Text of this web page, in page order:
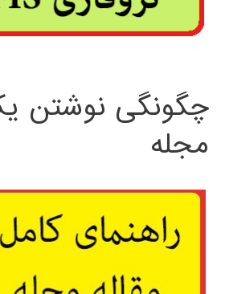
چگونگی نوشتن
مجله